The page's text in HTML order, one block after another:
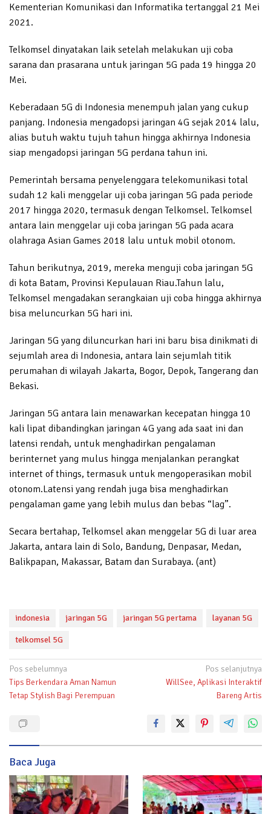
Kementerian Komunikasi dan Informatika tertanggal 21 Mei
2021.
Telkomsel dinyatakan laik setelah melakukan uji coba
sarana dan prasarana untuk jaringan 5G pada 19 hingga 20
Mei.
Keberadaan 5G di Indonesia menempuh jalan yang cukup
panjang. Indonesia mengadopsi jaringan 4G sejak 2014 lalu,
alias butuh waktu tujuh tahun hingga akhirnya Indonesia
siap mengadopsi jaringan 5G perdana tahun ini.
Pemerintah bersama penyelenggara telekomunikasi total
sudah 12 kali menggelar uji coba jaringan 5G pada periode
2017 hingga 2020, termasuk dengan Telkomsel. Telkomsel
antara lain menggelar uji coba jaringan 5G pada acara
olahraga Asian Games 2018 lalu untuk mobil otonom.
Tahun berikutnya, 2019, mereka menguji coba jaringan 5G
di kota Batam, Provinsi Kepulauan Riau.Tahun lalu,
Telkomsel mengadakan serangkaian uji coba hingga akhirnya
bisa meluncurkan 5G hari ini.
Jaringan 5G yang diluncurkan hari ini baru bisa dinikmati di
sejumlah area di Indonesia, antara lain sejumlah titik
perumahan di wilayah Jakarta, Bogor, Depok, Tangerang dan
Bekasi.
Jaringan 5G antara lain menawarkan kecepatan hingga 10
kali lipat dibandingkan jaringan 4G yang ada saat ini dan
latensi rendah, untuk menghadirkan pengalaman
berinternet yang mulus hingga menjalankan perangkat
internet of things, termasuk untuk mengoperasikan mobil
otonom.Latensi yang rendah juga bisa menghadirkan
pengalaman game yang lebih mulus dan bebas “lag”.
Secara bertahap, Telkomsel akan menggelar 5G di luar area
Jakarta, antara lain di Solo, Bandung, Denpasar, Medan,
Balikpapan, Makassar, Batam dan Surabaya. (ant)
indonesia jaringan 5G jaringan 5G pertama layanan 5G
telkomsel 5G
Navigasi
pos
Pos sebelumnya
Tips Berkendara Aman Namun
Tetap Stylish Bagi Perempuan
Pos selanjutnya
WillSee, Aplikasi Interaktif
Bareng Artis
Baca Juga